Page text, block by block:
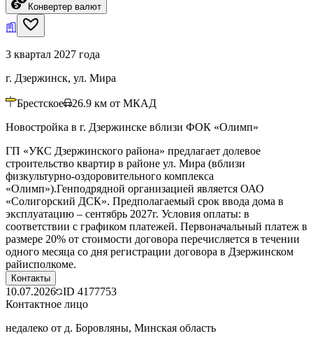
Конвертер валют
3 квартал 2027 года
г. Дзержинск, ул. Мира
Брестское 26.9 км от МКАД
Новостройка в г. Дзержинске вблизи ФОК «Олимп»
ГП «УКС Дзержинского района» предлагает долевое
строительство квартир в районе ул. Мира (вблизи
физкультурно-оздоровительного комплекса
«Олимп»).Генподрядной организацией является ОАО
«Солигорский ДСК». Предполагаемый срок ввода дома в
эксплуатацию – сентябрь 2027г. Условия оплаты: в
соответствии с графиком платежей. Первоначальный платеж в
размере 20% от стоимости договора перечисляется в течении
одного месяца со дня регистрации договора в Дзержинском
райисполкоме.
Контакты
10.07.2026 ID 4177753
Контактное лицо
недалеко от д. Боровляны, Минская область